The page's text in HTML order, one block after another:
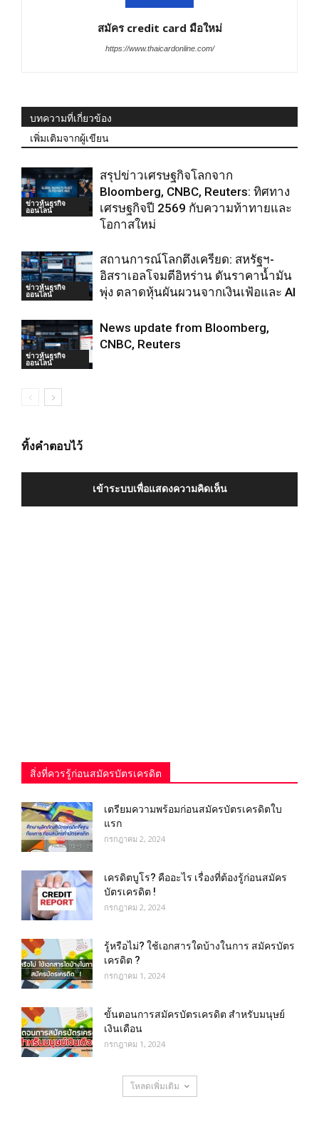
สมัคร credit card มือใหม่
https://www.thaicardonline.com/
บทความที่เกี่ยวข้อง
เพิ่มเติมจากผู้เขียน
ข่าวหุ้นธุรกิจ
ออนไลน์
สรุปข่าวเศรษฐกิจโลกจาก
Bloomberg, CNBC, Reuters: ทิศทาง
เศรษฐกิจปี 2569 กับความท้าทายและ
โอกาสใหม่
ข่าวหุ้นธุรกิจ
ออนไลน์
สถานการณ์โลกตึงเครียด: สหรัฐฯ-
อิสราเอลโจมตีอิหร่าน ดันราคาน้ำมัน
พุ่ง ตลาดหุ้นผันผวนจากเงินเฟ้อและ AI
ข่าวหุ้นธุรกิจ
ออนไลน์
News update from Bloomberg,
CNBC, Reuters
ทิ้งคำตอบไว้
เข้าระบบเพื่อแสดงความคิดเห็น
สิ่งที่ควรรู้ก่อนสมัครบัตรเครดิต
เตรียมความพร้อมก่อนสมัครบัตรเครดิตใบ
แรก
กรกฎาคม 2, 2024
เครดิตบูโร? คืออะไร เรื่องที่ต้องรู้ก่อนสมัคร
บัตรเครดิต !
กรกฎาคม 2, 2024
รู้หรือไม่? ใช้เอกสารใดบ้างในการ สมัครบัตร
เครดิต ?
กรกฎาคม 1, 2024
ขั้นตอนการสมัครบัตรเครดิต สำหรับมนุษย์
เงินเดือน
กรกฎาคม 1, 2024
โหลดเพิ่มเติม